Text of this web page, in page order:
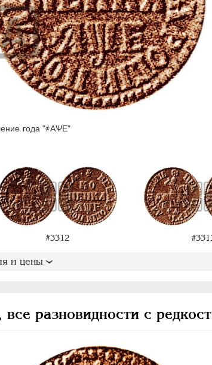
года "҂АѰЕ"
#3312
и цены
разновидности с